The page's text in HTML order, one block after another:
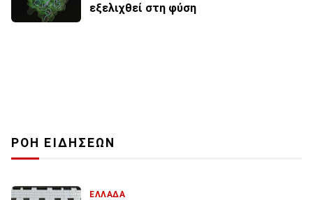
εξελιχθεί στη φύση
ΡΟΗ ΕΙΔΗΣΕΩΝ
ΕΛΛΑΔΑ